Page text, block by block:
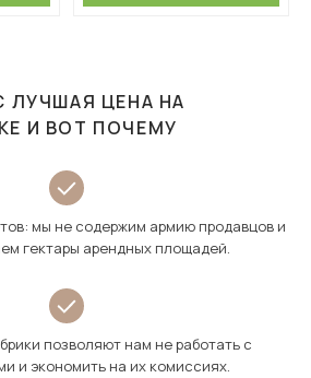
ЛУЧШАЯ ЦЕНА НА
И ВОТ ПОЧЕМУ
мы не содержим армию продавцов и
гектары арендных площадей.
позволяют нам не работать с
и экономить на их комиссиях.